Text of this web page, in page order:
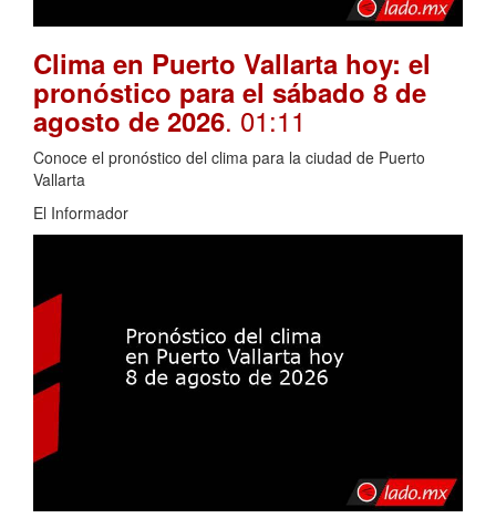
Clima en Puerto Vallarta hoy: el
pronóstico para el sábado 8 de
agosto de 2026. 01:11
Conoce el pronóstico del clima para la ciudad de Puerto
Vallarta
El Informador